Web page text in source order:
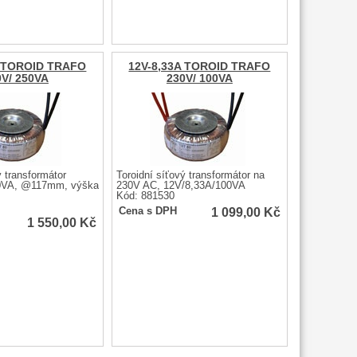
TRAFO
250VA
@117mm, výška
1 550,00 Kč
12V-8,33A TOROID TRAFO
230V/ 100VA
Toroidní síťový transformátor na
230V AC, 12V/8,33A/100VA
Kód: 881530
Cena s DPH
1 099,00 Kč